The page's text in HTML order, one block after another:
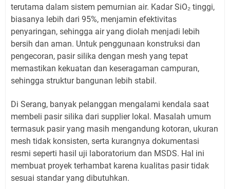
terutama dalam sistem pemurnian air. Kadar SiO₂ tinggi,
biasanya lebih dari 95%, menjamin efektivitas
penyaringan, sehingga air yang diolah menjadi lebih
bersih dan aman. Untuk penggunaan konstruksi dan
pengecoran, pasir silika dengan mesh yang tepat
memastikan kekuatan dan keseragaman campuran,
sehingga struktur bangunan lebih stabil.
Di Serang, banyak pelanggan mengalami kendala saat
membeli pasir silika dari supplier lokal. Masalah umum
termasuk pasir yang masih mengandung kotoran, ukuran
mesh tidak konsisten, serta kurangnya dokumentasi
resmi seperti hasil uji laboratorium dan MSDS. Hal ini
membuat proyek terhambat karena kualitas pasir tidak
sesuai standar yang dibutuhkan.